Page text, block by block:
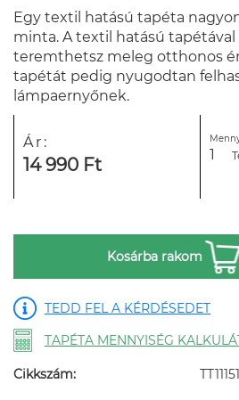
Egy textil hatású tapéta
minta. A textil hatású
teremthetsz meleg otthonos
tapétát pedig nyugodtan
lámpaernyőnek.
Ár:
14 990 Ft
Kosárba rakom
TEDD FEL A KÉRDÉSEDET
TAPÉTA MENNYISÉG
Cikkszám: